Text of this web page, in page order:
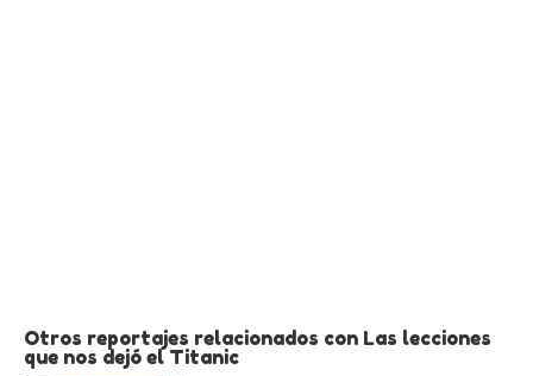
Otros reportajes relacionados con Las lecciones
que nos dejó el Titanic